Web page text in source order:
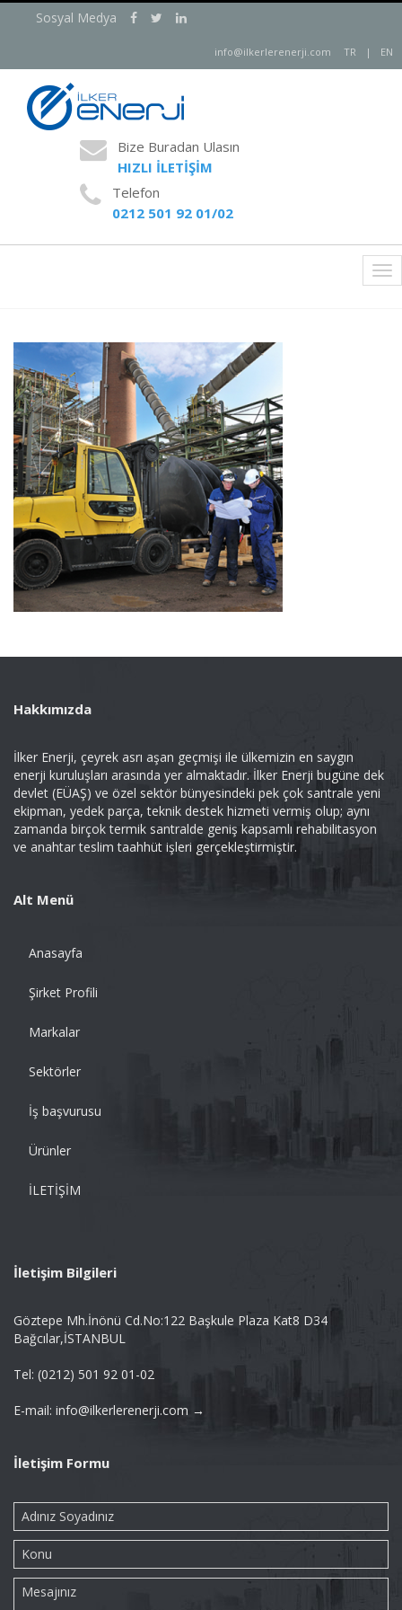
Sosyal Medya
info@ilkerlerenerji.com TR | EN
Bize Buradan Ulasın
HIZLI İLETİŞİM
Telefon
0212 501 92 01/02
Hakkımızda
İlker Enerji, çeyrek asrı aşan geçmişi ile ülkemizin en saygın
enerji kuruluşları arasında yer almaktadır. İlker Enerji bugüne dek
devlet (EÜAŞ) ve özel sektör bünyesindeki pek çok santrale yeni
ekipman, yedek parça, teknik destek hizmeti vermiş olup; aynı
zamanda birçok termik santralde geniş kapsamlı rehabilitasyon
ve anahtar teslim taahhüt işleri gerçekleştirmiştir.
Alt Menü
Anasayfa
Şirket Profili
Markalar
Sektörler
İş başvurusu
Ürünler
İLETİŞİM
İletişim Bilgileri
Göztepe Mh.İnönü Cd.No:122 Başkule Plaza Kat8 D34
Bağcılar,İSTANBUL
Tel: (0212) 501 92 01-02
E-mail: info@ilkerlerenerji.com →
İletişim Formu